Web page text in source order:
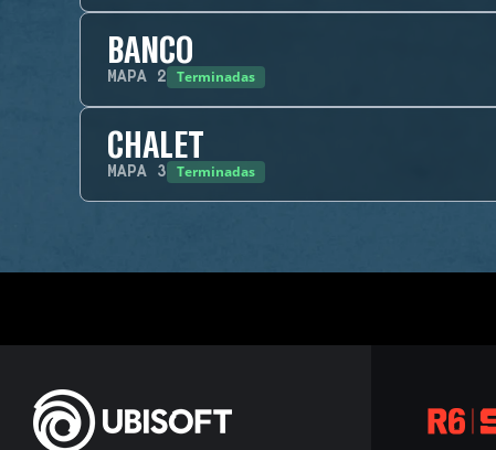
BANCO
MAPA 2 Terminadas
CHALET
MAPA 3 Terminadas